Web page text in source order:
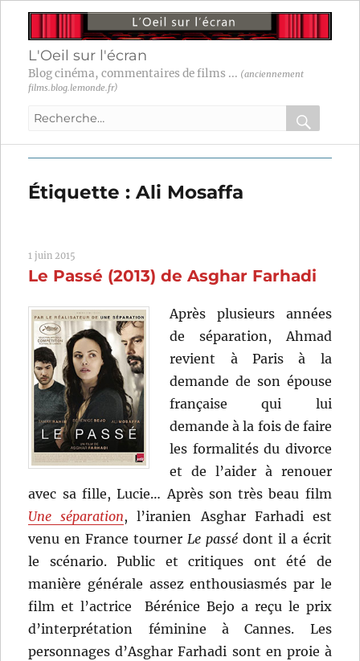
L'Oeil sur l'écran
Blog cinéma, commentaires de films ... (anciennement
films.blog.lemonde.fr)
Recherche
:
OK
Étiquette :Ali Mosaffa
1 juin 2015
Le Passé (2013) de Asghar Farhadi
Après plusieurs années
de séparation, Ahmad
revient à Paris à la
demande de son épouse
française qui lui
demande à la fois de faire
les formalités du divorce
et de l’aider à renouer
avec sa fille, Lucie… Après son très beau film
Une séparation, l’iranien Asghar Farhadi est
venu en France tournerLe passédont il a écrit
le scénario. Public et critiques ont été de
manière générale assez enthousiasmés par le
film et l’actrice Bérénice Bejo a reçu le prix
d’interprétation féminine à Cannes. Les
personnages d’Asghar Farhadi sont en proie à